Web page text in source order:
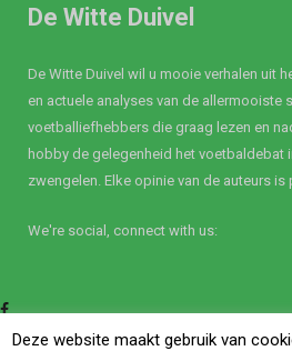
De Witte Duivel
De Witte Duivel wil u mooie verhalen uit
en actuele analyses van de allermooiste
voetballiefhebbers die graag lezen en
hobby de gelegenheid het voetbaldebat
zwengelen. Elke opinie van de auteurs
We're social, connect with us:
Facebook
Twitter
Deze website maakt gebruik van